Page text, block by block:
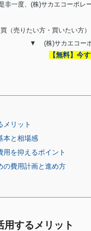
非一度、 (株)サカエコーポレ
（売りたい方・買いたい方
▼
(株)サカエコー
【無料】今
メリット
本と相場感
用を抑えるポイント
の費用計画と進め方
するメリット